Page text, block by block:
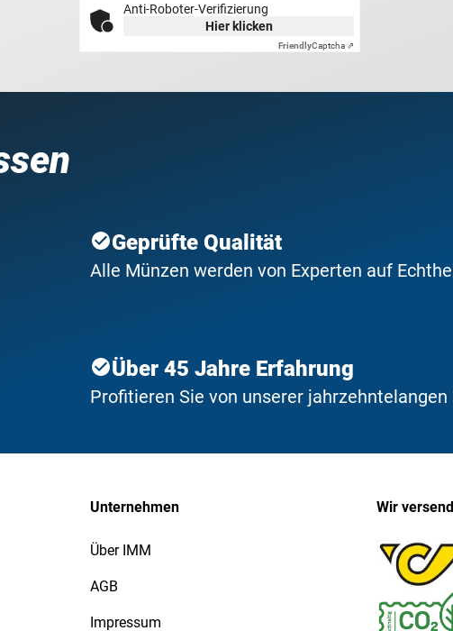
Anti-Roboter-Verifizierung
Hier klicken
FriendlyCaptcha ⇗
Geprüfte Qualität
Alle Münzen werden von Experten auf
Über 45 Jahre Erfahrung
Profitieren Sie von unserer jahrzehntelangen
Unternehmen
Über IMM
AGB
Impressum
Wir